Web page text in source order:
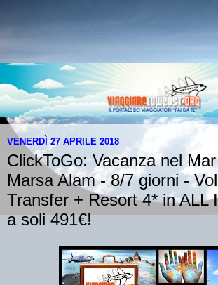
VENERDÌ 27 APRILE 2018
ClickToGo: Vacanza nel
Marsa Alam - 8/7 giorni -
Transfer + Resort 4* in ALL
a soli 491€!